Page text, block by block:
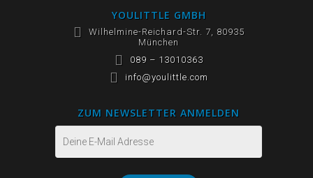
YOULITTLE GMBH
Wilhelmine-Reichard-Str. 7, 80935
München
089 – 13010363
info@youlittle.com
ZUM NEWSLETTER ANMELDEN